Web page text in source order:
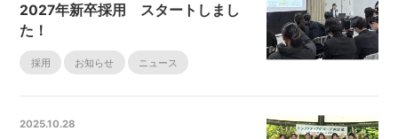
2027年新卒採用 スタートしまし
た！
採用 お知らせ ニュース
2025.10.28